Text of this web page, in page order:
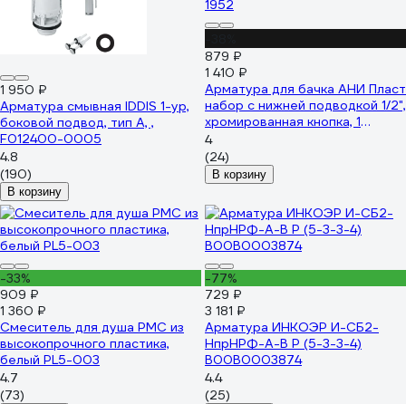
1 950 ₽
Арматура смывная IDDIS 1-ур,
боковой подвод, тип А, ,
F012400-0005
4.8
(190)
В корзину
879 ₽
1 410 ₽
Арматура для бачка АНИ Пласт
набор с нижней подводкой 1/2",
хромированная кнопка, 1
режим, универсальная
WC8510C 023-1952
4
(24)
В корзину
-33%
909 ₽
1 360 ₽
Смеситель для душа РМС из
высокопрочного пластика,
белый PL5-003
4.7
(73)
-77%
729 ₽
3 181 ₽
Арматура ИНКОЭР И-СБ2-
НпрНРФ-А-В Р (5-3-3-4)
В00В0003874
4.4
(25)